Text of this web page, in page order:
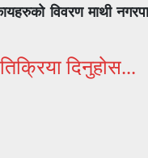
विवरण माथी
दिनुहोस...